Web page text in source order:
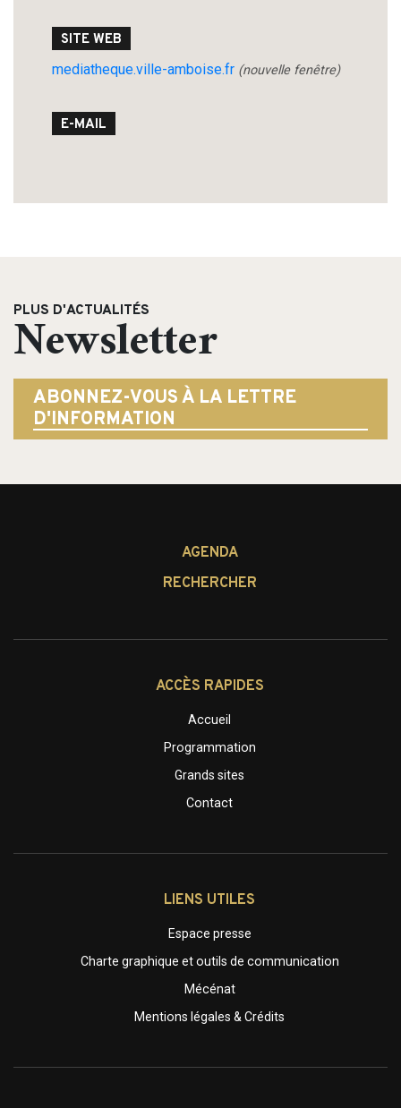
SITE WEB
mediatheque.ville-amboise.fr (nouvelle fenêtre)
E-MAIL
PLUS D'ACTUALITÉS
Newsletter
ABONNEZ-VOUS À LA LETTRE
D'INFORMATION
AGENDA
RECHERCHER
ACCÈS RAPIDES
Accueil
Programmation
Grands sites
Contact
LIENS UTILES
Espace presse
Charte graphique et outils de communication
Mécénat
Mentions légales & Crédits